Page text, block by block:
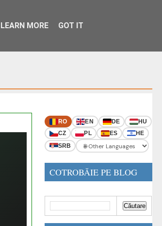
RO EN DE
HU
CZ
PL ES
HE
SRB
COTROBĂIE PE BLOG
LEARN MORE GOT IT